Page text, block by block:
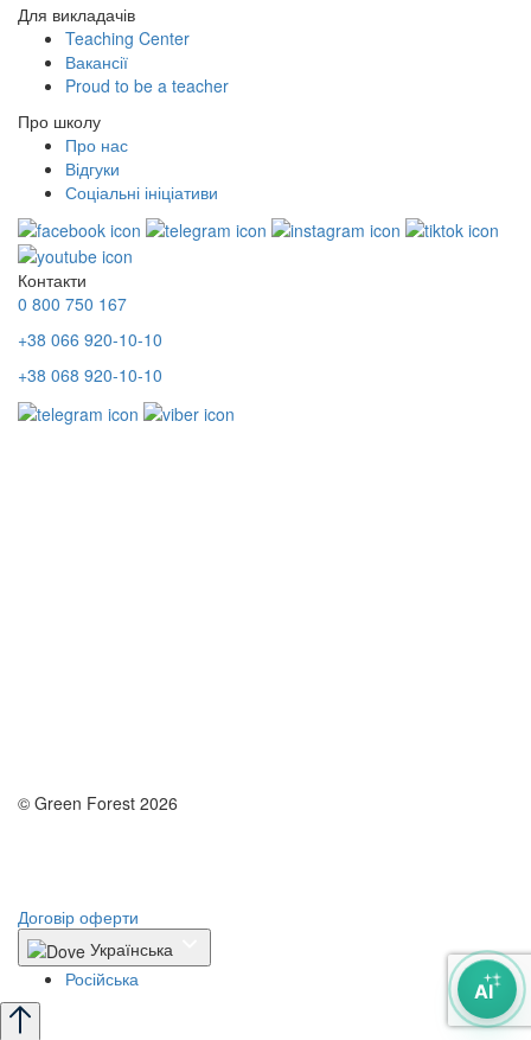
Для викладачів
Teaching Center
Вакансії
Proud to be a teacher
Про школу
Про нас
Відгуки
Соціальні ініціативи
Контакти
0 800 750 167
+38 066 920-10-10
+38 068 920-10-10
© Green Forest 2026
Договір оферти
Українська
Російська
AI